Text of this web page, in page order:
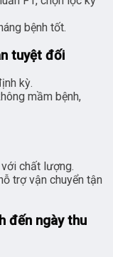
bệnh tốt.
tuyệt đối
kỳ.
mầm bệnh,
chất lượng.
trợ vận chuyển tận
đến ngày thu